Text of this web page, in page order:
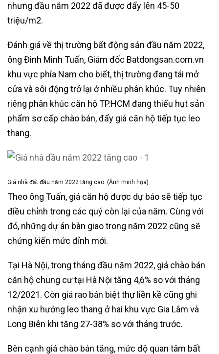
nhưng đầu năm 2022 đã được đẩy lên 45-50
triệu/m2.
Đánh giá về thị trường bất động sản đầu năm 2022,
ông Đinh Minh Tuấn, Giám đốc Batdongsan.com.vn
khu vực phía Nam cho biết, thị trường đang tái mở
cửa và sôi động trở lại ở nhiều phân khúc. Tuy nhiên
riêng phân khúc căn hộ TP.HCM đang thiếu hụt sản
phẩm sơ cấp chào bán, đẩy giá căn hộ tiếp tục leo
thang.
Giá nhà đất đầu năm 2022 tăng cao. (Ảnh minh họa)
Theo ông Tuấn, giá căn hộ được dự báo sẽ tiếp tục
điều chỉnh trong các quý còn lại của năm. Cùng với
đó, những dự án bàn giao trong năm 2022 cũng sẽ
chứng kiến mức đỉnh mới.
Tại Hà Nội, trong tháng đầu năm 2022, giá chào bán
căn hộ chung cư tại Hà Nội tăng 4,6% so với tháng
12/2021. Còn giá rao bán biệt thự liền kề cũng ghi
nhận xu hướng leo thang ở hai khu vực Gia Lâm và
Long Biên khi tăng 27-38% so với tháng trước.
Bên cạnh giá chào bán tăng, mức độ quan tâm bất